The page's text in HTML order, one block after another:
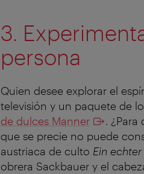
3.
persona
Quien desee explorar el
televisión y un paquete de
de dulces Manner
.
que se precie no puede
austriaca de culto Ein
obrera Sackbauer y el